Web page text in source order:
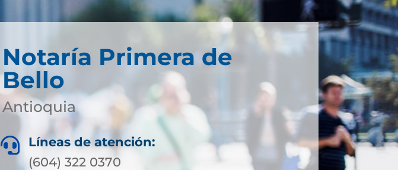
Notaría Primera de
Bello
Antioquia

Líneas de atención:
(604) 322 0370